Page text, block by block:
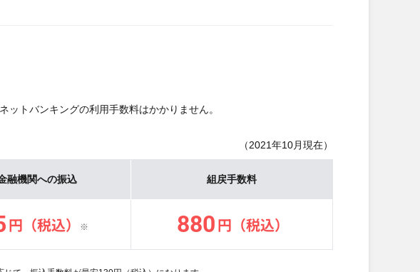
トバンキングの利用手数料はかかりません。
（2021年10月現在）
融機関への振込 組戻手数料
円 （税込） ※ 880円 （税込）